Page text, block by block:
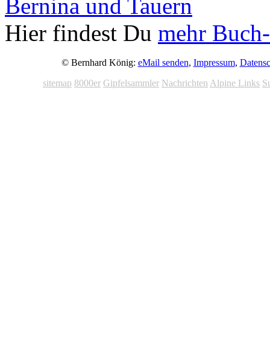
Hier findest Du mehr
© Bernhard König: eMail senden, Impressum,
sitemap 8000er Gipfelsammler Nachrichten Alpine Links